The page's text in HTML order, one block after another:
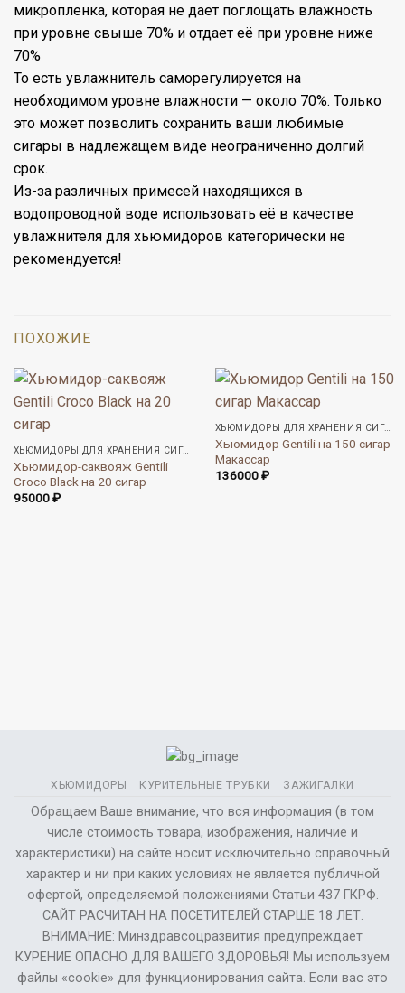
микропленка, которая не дает поглощать влажность
при уровне свыше 70% и отдает её при уровне ниже
70%
То есть увлажнитель саморегулируется на
необходимом уровне влажности — около 70%. Только
это может позволить сохранить ваши любимые
сигары в надлежащем виде неограниченно долгий
срок.
Из-за различных примесей находящихся в
водопроводной воде использовать её в качестве
увлажнителя для хьюмидоров категорически не
рекомендуется!
ПОХОЖИЕ
ХЬЮМИДОРЫ ДЛЯ ХРАНЕНИЯ СИГАР
Хьюмидор-саквояж Gentili
Croco Black на 20 сигар
95000₽
ХЬЮМИДОРЫ ДЛЯ ХРАНЕНИЯ СИГАР
Хьюмидор Gentili на 150 сигар
Макассар
136000₽
ХЬЮМИДОРЫ КУРИТЕЛЬНЫЕ ТРУБКИ ЗАЖИГАЛКИ
Обращаем Ваше внимание, что вся информация (в том
числе стоимость товара, изображения, наличие и
характеристики) на сайте носит исключительно справочный
характер и ни при каких условиях не является публичной
офертой, определяемой положениями Статьи 437 ГКРФ.
САЙТ РАСЧИТАН НА ПОСЕТИТЕЛЕЙ СТАРШЕ 18 ЛЕТ.
ВНИМАНИЕ: Минздравсоцразвития предупреждает
КУРЕНИЕ ОПАСНО ДЛЯ ВАШЕГО ЗДОРОВЬЯ! Мы используем
файлы «cookie» для функционирования сайта. Если вас это